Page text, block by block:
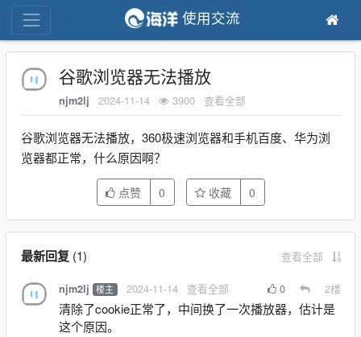
使用交流
谷歌浏览器无法播放
njm2lj 2024-11-14 3900 查看全部
谷歌浏览器无法播放，360极速浏览器和手机百度、华为浏
览器都正常，什么原因啊？
点赞 0 收藏 0
最新回复(1) 查看全部
njm2lj 楼主 2024-11-14 查看全部 0 2楼
清除了cookie正常了，中间换了一次播放器，估计是
这个原因。